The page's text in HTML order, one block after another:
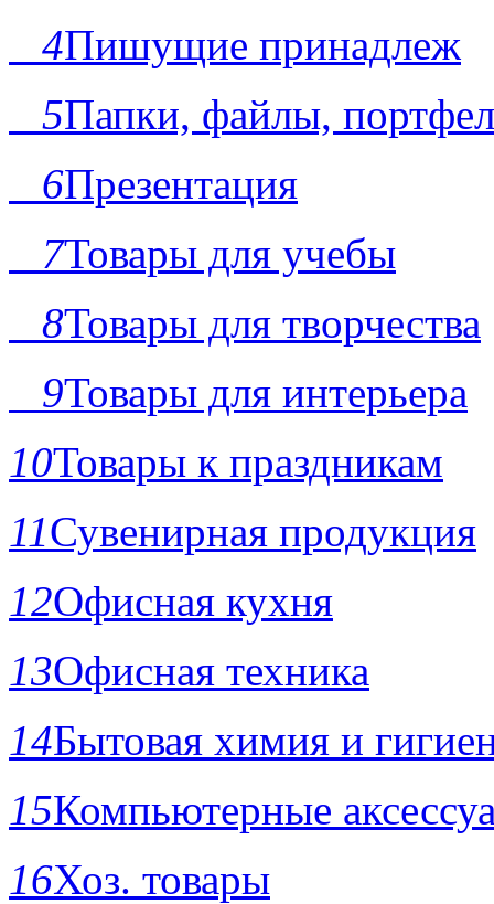
4Пишущие принадлеж
5Папки, файлы,
6Презентация
7Товары для учебы
8Товары для творчества
9Товары для интерьера
10Товары к праздникам
11Сувенирная продукция
12Офисная кухня
13Офисная техника
14Бытовая химия и
15Компьютерные
16Хоз. товары